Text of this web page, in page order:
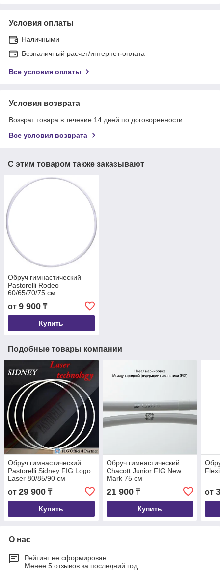
Условия оплаты
Наличными
Безналичный расчет/интернет-оплата
Все условия оплаты
Условия возврата
Возврат товара в течение 14 дней по договоренности
Все условия возврата
С этим товаром также заказывают
Обруч гимнастический
Pastorelli Rodeo
60/65/70/75 см
от 9 900 ₸
Купить
Подобные товары компании
Обруч гимнастический
Pastorelli Sidney FIG Logo
Laser 80/85/90 см
от 29 900 ₸
Купить
Обруч гимнастический
Chacott Junior FIG New
Mark 75 см
21 900₸
Купить
от
О нас
Рейтинг не сформирован
Менее 5 отзывов за последний год